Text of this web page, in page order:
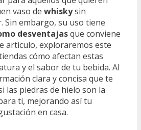
vaso de whiskysin
Sin embargo, su uso tiene
desventajasque conviene
artículo, exploraremos este
cómo afectan estas
y el sabor de tu bebida. Al
clara y concisa que te
las piedras de hielo son la
ti, mejorando así tu
en casa.